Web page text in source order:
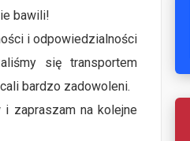
bawili!
i odpowiedzialności
się transportem
bardzo zadowoleni.
zapraszam na kolejne